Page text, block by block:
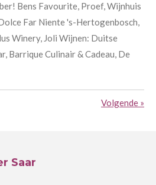
Bens Favourite, Proef, Wijnhuis
Far Niente 's-Hertogenbosch,
Winery, Joli Wijnen: Duitse
Barrique Culinair & Cadeau, De
Volgende »
Saar